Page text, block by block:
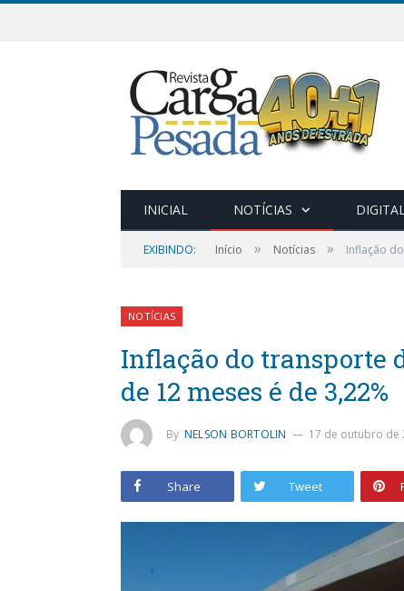
INICIAL NOTÍCIAS
EXIBINDO: Início » Notícias » Inflação
NOTÍCIAS
Inflação do transporte
de 12 meses é de 3,22%
By NELSON BORTOLIN 17 de outubro de
Share Tweet